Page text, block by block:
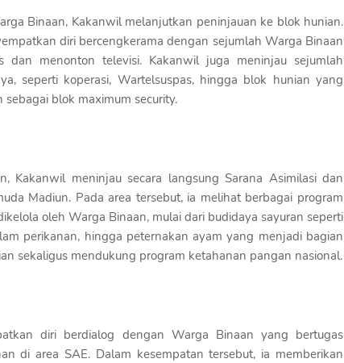
Binaan, Kakanwil melanjutkan peninjauan ke blok hunian.
diri bercengkerama dengan sejumlah Warga Binaan
dan menonton televisi. Kakanwil juga meninjau sejumlah
seperti koperasi, Wartelsuspas, hingga blok hunian yang
blok maximum security.
Kakanwil meninjau secara langsung Sarana Asimilasi dan
Madiun. Pada area tersebut, ia melihat berbagai program
oleh Warga Binaan, mulai dari budidaya sayuran seperti
perikanan, hingga peternakan ayam yang menjadi bagian
sekaligus mendukung program ketahanan pangan nasional.
diri berdialog dengan Warga Binaan yang bertugas
di area SAE. Dalam kesempatan tersebut, ia memberikan